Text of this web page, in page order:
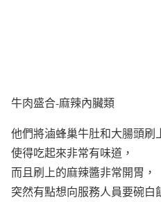
牛肉盛合-麻辣內臟類
他們將滷蜂巢牛肚和大腸頭刷
使得吃起來非常有味道，
而且刷上的麻辣醬非常開胃，
突然有點想向服務人員要碗白